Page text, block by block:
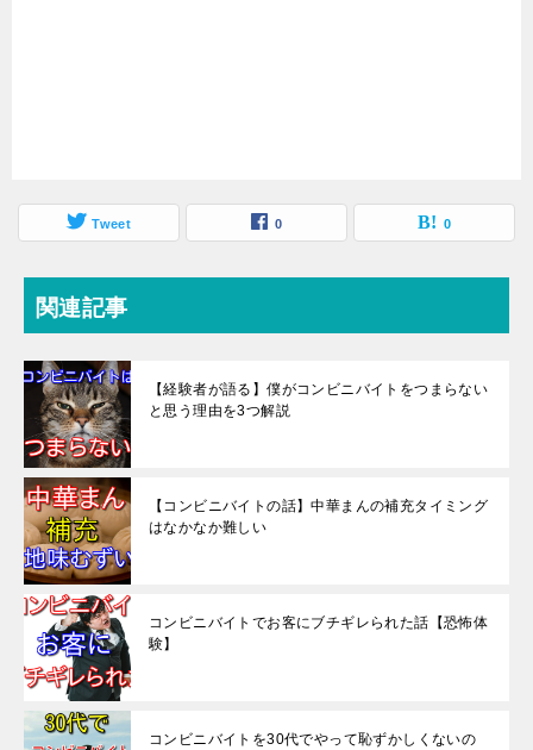
Tweet 0 0
関連記事
【経験者が語る】僕がコンビニバイトをつまらない
と思う理由を3つ解説
【コンビニバイトの話】中華まんの補充タイミング
はなかなか難しい
コンビニバイトでお客にブチギレられた話【恐怖体
験】
コンビニバイトを30代でやって恥ずかしくないの